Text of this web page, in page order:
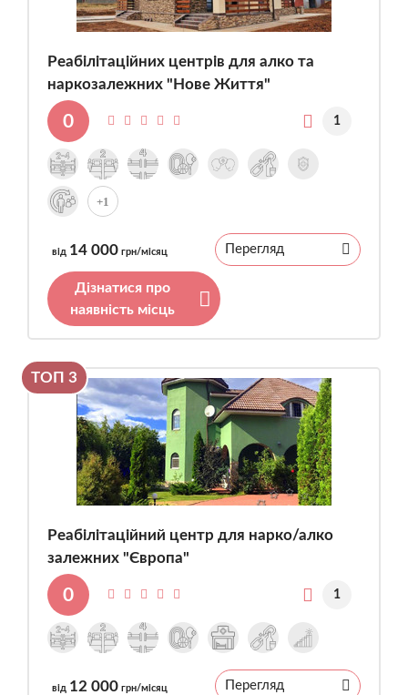
Реабілітаційних центрів для алко та
наркозалежних "Нове Життя"
0 1
+1
від 14 000 грн/місяц Перегляд
Дізнатися про
наявність місць
ТОП 3
Реабілітаційний центр для нарко/алко
залежних "Європа"
0 1
від 12 000 грн/місяц Перегляд